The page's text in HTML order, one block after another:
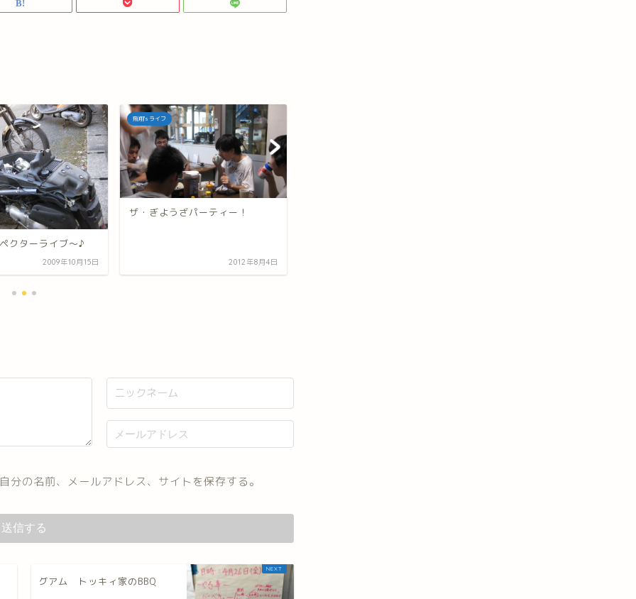
クターライブ～♪
2009年10月15日
飛翔's ライフ
ザ・ぎようざパーティー！
2012年8月4日
の名前、メールアドレス、サイトを保存する。
グアム トッキィ家のBBQ